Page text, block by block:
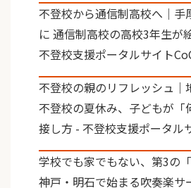
不登校から通信制高校へ｜
に 通信制高校の高校3年生が
不登校支援ポータルサイト
不登校の親のリフレッシュ｜
不登校の夏休み、子どもが「
接し方 - 不登校支援ポータル
学校でも家でもない、第3の
神戸・明石で始まる吹奏楽サ